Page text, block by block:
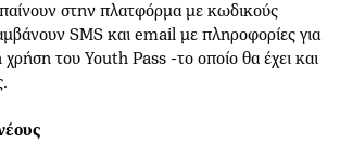
στην πλατφόρμα με κωδικούς
SMS και email με πληροφορίες για
του Youth Pass -το οποίο θα έχει και